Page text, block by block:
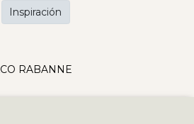
RABANNE
Inspiración